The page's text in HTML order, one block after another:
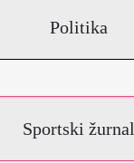
Politika
Sportski žurnal